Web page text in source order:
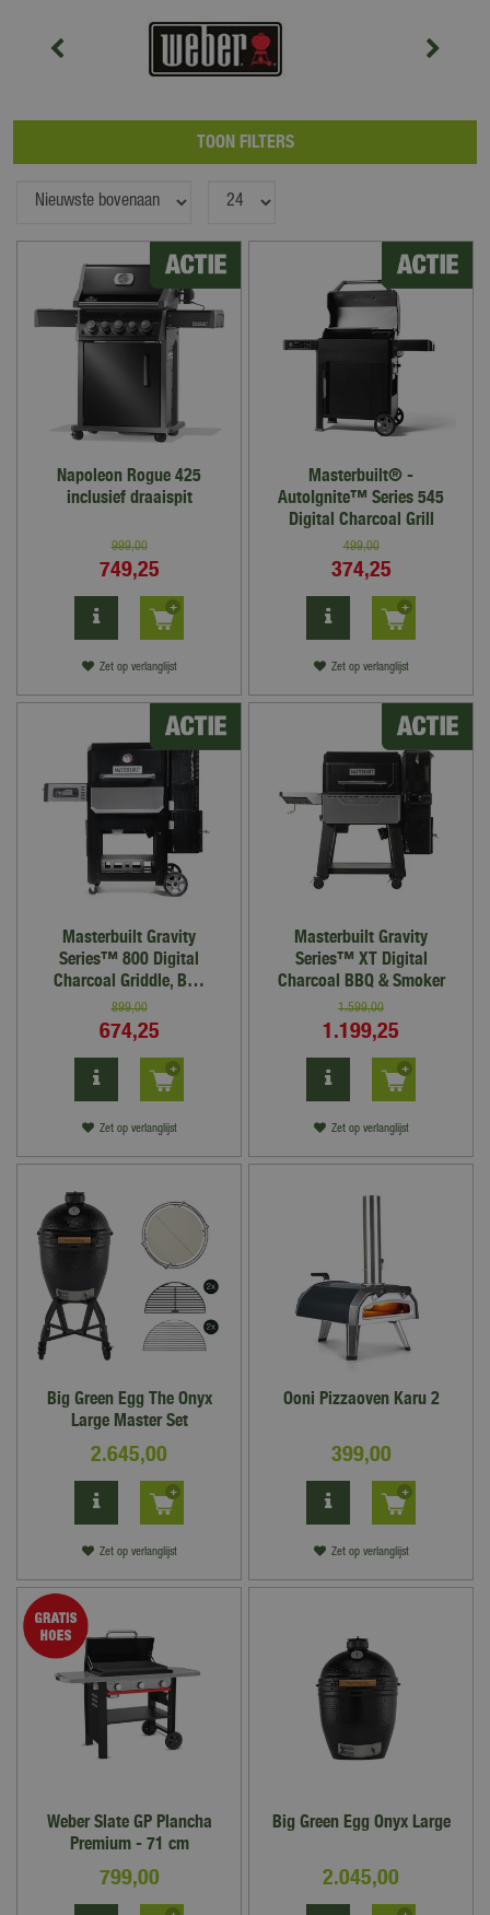
TOON FILTERS
Napoleon Rogue 425
inclusief draaispit
999,00
749,25
Zet op verlanglijst
Masterbuilt® -
AutoIgnite™ Series 545
Digital Charcoal Grill
499,00
374,25
Zet op verlanglijst
Masterbuilt Gravity
Series™ 800 Digital
Charcoal Griddle, B…
899,00
674,25
Zet op verlanglijst
Masterbuilt Gravity
Series™ XT Digital
Charcoal BBQ & Smoker
1.599,00
1.199,25
Zet op verlanglijst
Big Green Egg The Onyx
Large Master Set
2.645,00
Zet op verlanglijst
Ooni Pizzaoven Karu 2
399,00
Zet op verlanglijst
Weber Slate GP Plancha
Premium - 71 cm
799,00
Big Green Egg Onyx Large
2.045,00